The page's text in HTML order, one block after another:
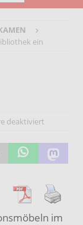
ein
deaktiviert
im